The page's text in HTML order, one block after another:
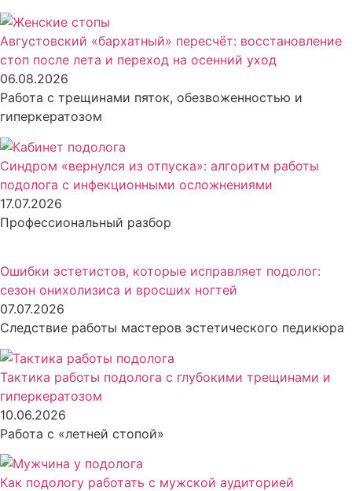
Августовский «бархатный» пересчёт: восстановление
стоп после лета и переход на осенний уход
06.08.2026
Работа с трещинами пяток, обезвоженностью и
гиперкератозом
Синдром «вернулся из отпуска»: алгоритм работы
подолога с инфекционными осложнениями
17.07.2026
Профессиональный разбор
Ошибки эстетистов, которые исправляет подолог:
сезон онихолизиса и вросших ногтей
07.07.2026
Следствие работы мастеров эстетического педикюра
Тактика работы подолога с глубокими трещинами и
гиперкератозом
10.06.2026
Работа с «летней стопой»
Как подологу работать с мужской аудиторией